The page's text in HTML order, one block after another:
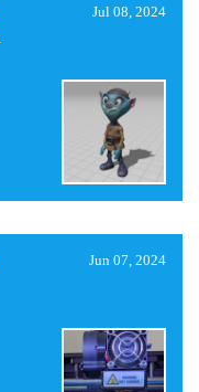
Jul 08, 2024
Jun 07, 2024